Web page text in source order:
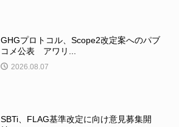
GHGプロトコル、Scope2改定案へのパブ
コメ公表 アワリ...
2026.08.07
SBTi、FLAG基準改定に向け意見募集開